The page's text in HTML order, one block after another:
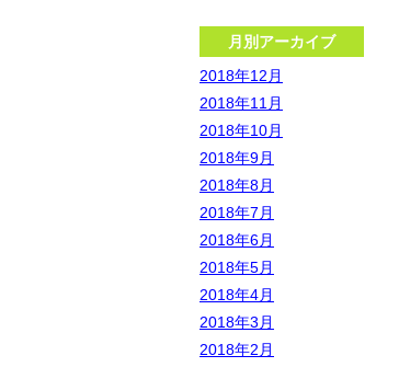
月別アーカイブ
2018年12月
2018年11月
2018年10月
2018年9月
2018年8月
2018年7月
2018年6月
2018年5月
2018年4月
2018年3月
2018年2月